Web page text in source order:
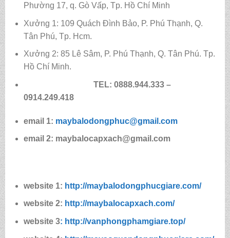
Phường 17, q. Gò Vấp, Tp. Hồ Chí Minh
Xưởng 1: 109 Quách Đình Bảo, P. Phú Thạnh, Q.
Tân Phú, Tp. Hcm.
Xưởng 2: 85 Lê Sâm, P. Phú Thạnh, Q. Tân Phú. Tp.
Hồ Chí Minh.
TEL: 0888.944.333 –
0914.249.418
email 1: maybalodongphuc@gmail.com
email 2: maybalocapxach@gmail.com
website 1: http://maybalodongphucgiare.com/
website 2: http://maybalocapxach.com/
website 3: http://vanphongphamgiare.top/